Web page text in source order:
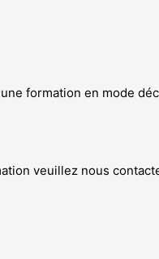
formation en mode
veuillez nous